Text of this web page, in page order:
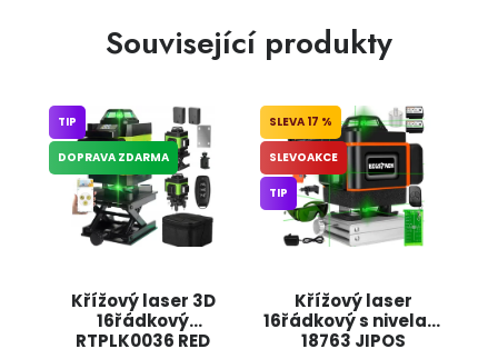
Související produkty
Křížový laser 3D
16řádkový
RTPLK0036 RED
TIP
DOPRAVA ZDARMA
Křížový laser
16řádkový s nivelací
18763 JIPOS
17 %
SLEVOAKCE
TIP